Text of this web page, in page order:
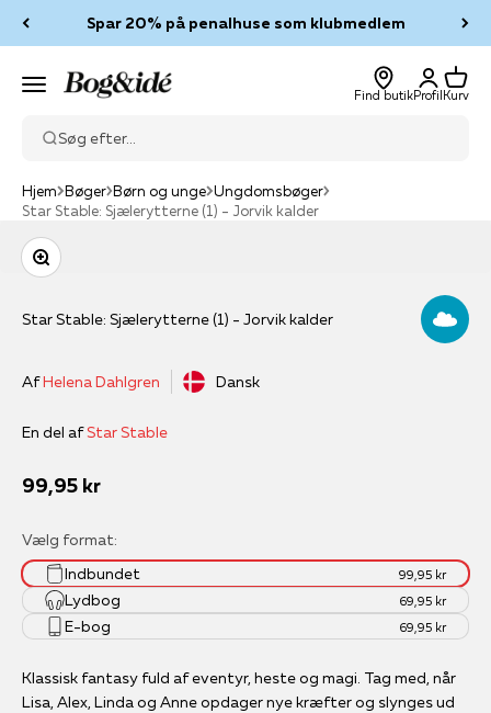
Spar 20% på penalhuse som klubmedlem
Menu Bog & idé
Find butik
Log ind
Profil
Kurv
Kurv
Søg efter...
Hjem Bøger Børn og unge Ungdomsbøger
Star Stable: Sjælerytterne (1) - Jorvik kalder
Zoom
Star Stable: Sjælerytterne (1) - Jorvik kalder
AfHelena Dahlgren Dansk
En del afStar Stable
Salgspris
99,95 kr
Vælg format:
Indbundet
99,95 kr
Lydbog 69,95 kr
E-bog 69,95 kr
Klassisk fantasy fuld af eventyr, heste og magi. Tag med, når
Lisa, Alex, Linda og Anne opdager nye kræfter og slynges ud